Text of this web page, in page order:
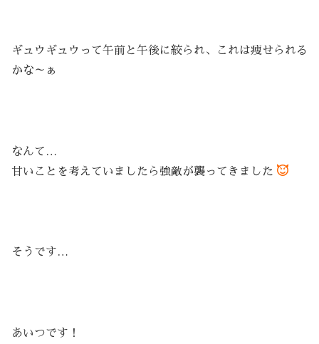
ギュウギュウって午前と午後に絞られ、これは痩せられる
かな～ぁ
なんて…
甘いことを考えていましたら強敵が襲ってきました
そうです…
あいつです！